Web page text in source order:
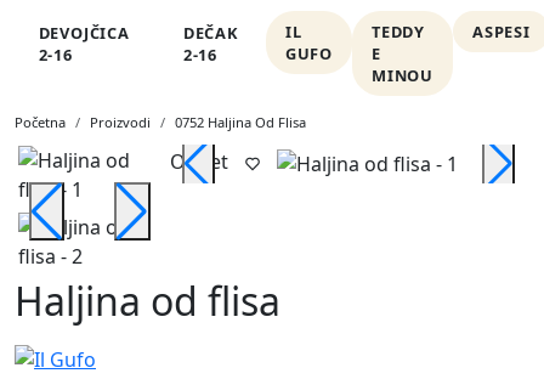
DEVOJČICA
2-16
DEČAK
2-16
IL
GUFO
TEDDY
E
MINOU
ASPESI
Početna Proizvodi 0752 Haljina Od Flisa
Outlet
Haljina od flisa